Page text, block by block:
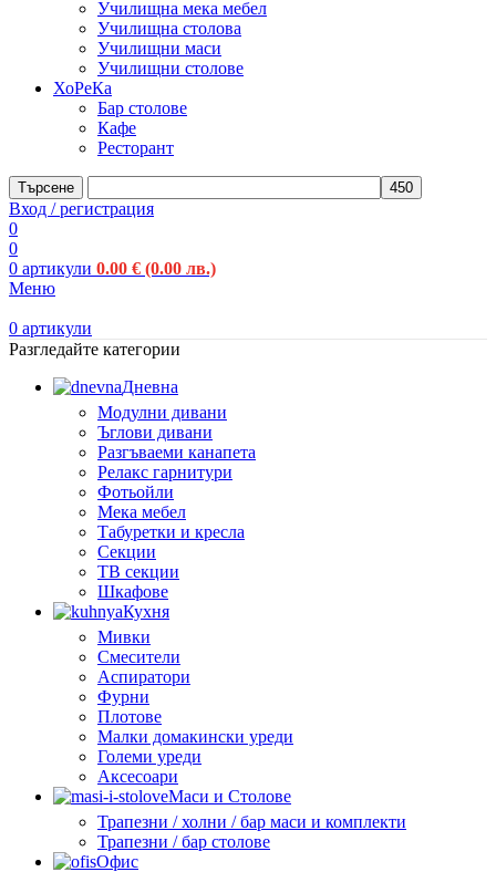
Училищна мека мебел
Училищна столова
Училищни маси
Училищни столове
ХоРеКа
Бар столове
Кафе
Ресторант
Търсене
Вход / регистрация
0
0
0 артикули 0.00 € (0.00 лв.)
Меню
0 артикули
Разгледайте категории
Дневна
Модулни дивани
Ъглови дивани
Разгъваеми канапета
Релакс гарнитури
Фотьойли
Мека мебел
Табуретки и кресла
Секции
ТВ секции
Шкафове
Кухня
Мивки
Смесители
Аспиратори
Фурни
Плотове
Малки домакински уреди
Големи уреди
Аксесоари
Маси и Столове
Трапезни / холни / бар маси и комплекти
Трапезни / бар столове
Офис